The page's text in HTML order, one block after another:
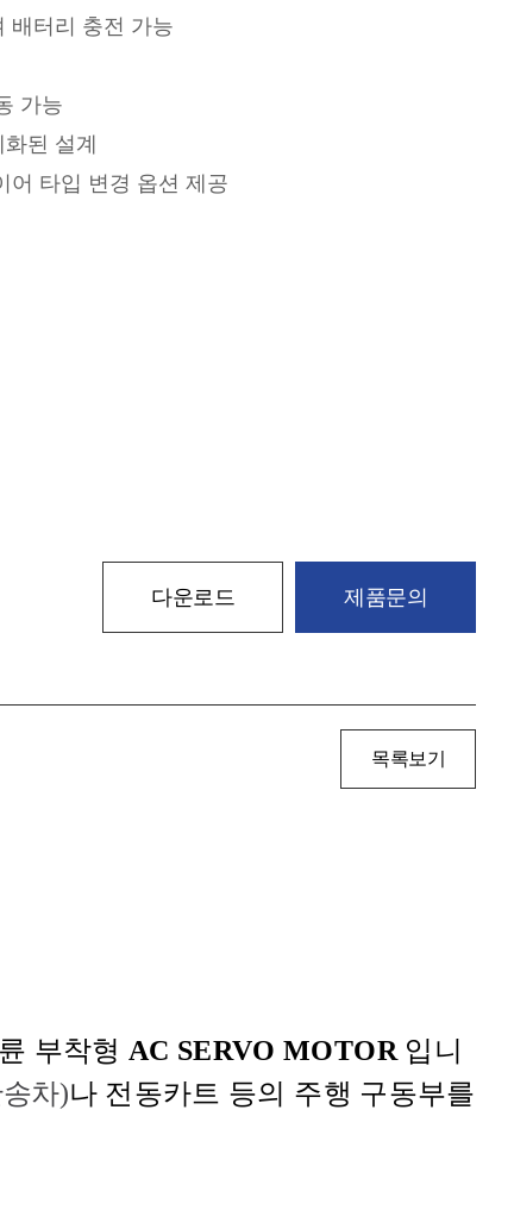
배터리 충전 가능
가능
된 설계
어 타입 변경 옵션 제공
다운로드 제품문의
목록보기
부착형 AC SERVO MOTOR 입니
차)나 전동카트 등의 주행 구동부를